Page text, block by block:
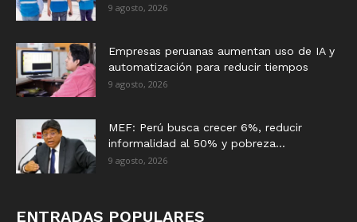
9 agosto, 2026
Empresas peruanas aumentan uso de IA y
automatización para reducir tiempos
9 agosto, 2026
MEF: Perú busca crecer 6%, reducir
informalidad al 50% y pobreza...
9 agosto, 2026
ENTRADAS POPULARES